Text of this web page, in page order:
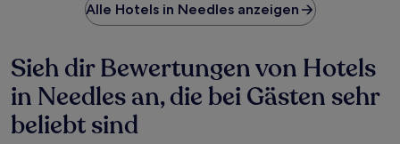
Alle Hotels in Needles anzeigen
Sieh dir Bewertungen von Hotels
in Needles an, die bei Gästen sehr
beliebt sind